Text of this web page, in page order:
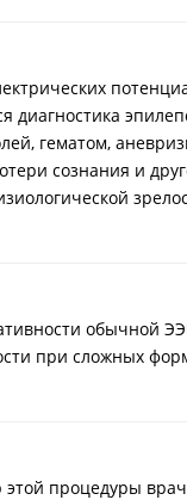
диагностика
гематом,
сознания и
обычной
при сложных
процедуры